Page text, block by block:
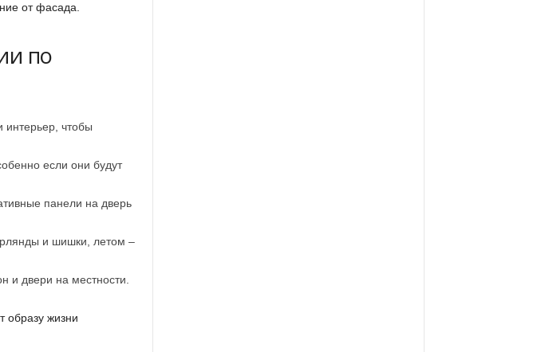
от фасада.
по
интерьер, чтобы
если они будут
панели на дверь
и шишки, летом –
и двери на местности.
образу жизни